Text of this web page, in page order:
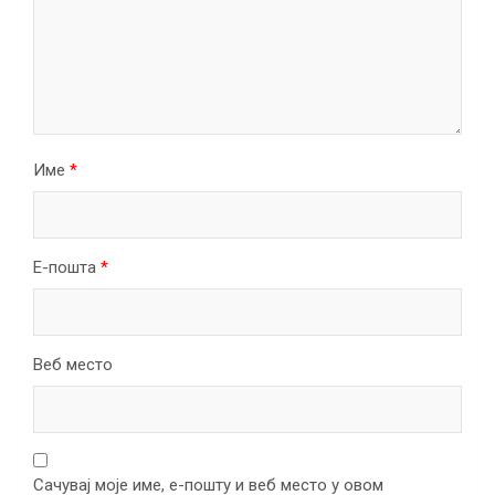
Име *
Е-пошта *
Веб место
Сачувај моје име, е-пошту и веб место у овом